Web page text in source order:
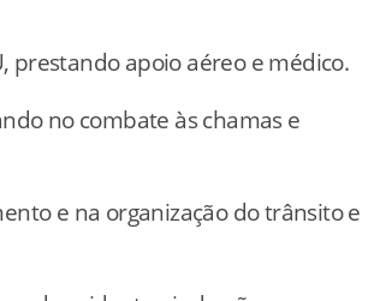
prestando apoio aéreo e médico.
no combate às chamas e
e na organização do trânsito e